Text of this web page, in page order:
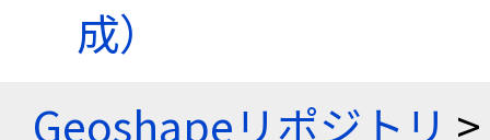
成）
Geoshapeリポジトリ >